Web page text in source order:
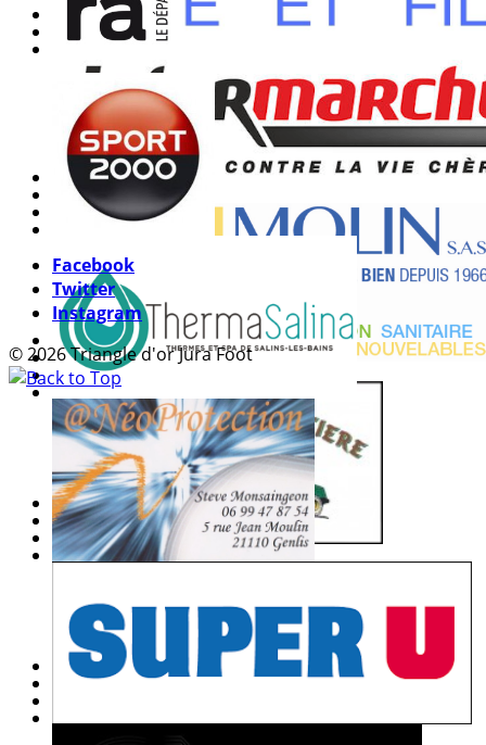
Facebook
Twitter
Instagram
© 2026 Triangle d'or Jura Foot